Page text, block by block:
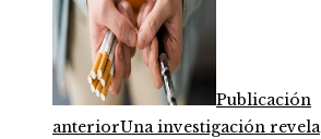
Publicación
anteriorUna investigación revela